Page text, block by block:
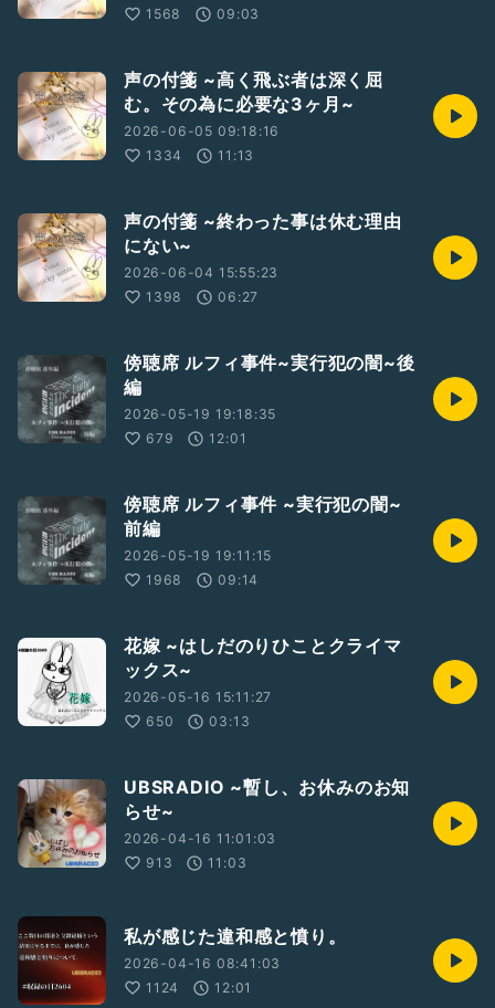
1568
09:03
声の付箋 ~高く飛ぶ者は深く屈
む。その為に必要な3ヶ月~
2026-06-05 09:18:16
1334
11:13
声の付箋 ~終わった事は休む理由
にない~
2026-06-04 15:55:23
1398
06:27
傍聴席 ルフィ事件~実行犯の闇~後
編
2026-05-19 19:18:35
679
12:01
傍聴席 ルフィ事件 ~実行犯の闇~
前編
2026-05-19 19:11:15
1968
09:14
花嫁 ~はしだのりひことクライマ
ックス~
2026-05-16 15:11:27
650
03:13
UBSRADIO ~暫し、お休みのお知
らせ~
2026-04-16 11:01:03
913
11:03
私が感じた違和感と憤り。
2026-04-16 08:41:03
1124
12:01